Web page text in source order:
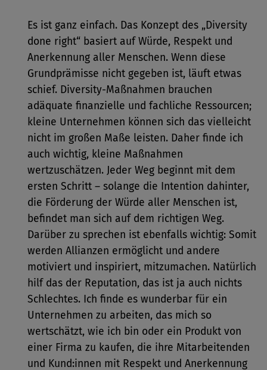
Es ist ganz einfach. Das Konzept des „Diversity
done right“ basiert auf Würde, Respekt und
Anerkennung aller Menschen. Wenn diese
Grundprämisse nicht gegeben ist, läuft etwas
schief. Diversity-Maßnahmen brauchen
adäquate finanzielle und fachliche Ressourcen;
kleine Unternehmen können sich das vielleicht
nicht im großen Maße leisten. Daher finde ich
auch wichtig, kleine Maßnahmen
wertzuschätzen. Jeder Weg beginnt mit dem
ersten Schritt – solange die Intention dahinter,
die Förderung der Würde aller Menschen ist,
befindet man sich auf dem richtigen Weg.
Darüber zu sprechen ist ebenfalls wichtig: Somit
werden Allianzen ermöglicht und andere
motiviert und inspiriert, mitzumachen. Natürlich
hilf das der Reputation, das ist ja auch nichts
Schlechtes. Ich finde es wunderbar für ein
Unternehmen zu arbeiten, das mich so
wertschätzt, wie ich bin oder ein Produkt von
einer Firma zu kaufen, die ihre Mitarbeitenden
und Kund:innen mit Respekt und Anerkennung